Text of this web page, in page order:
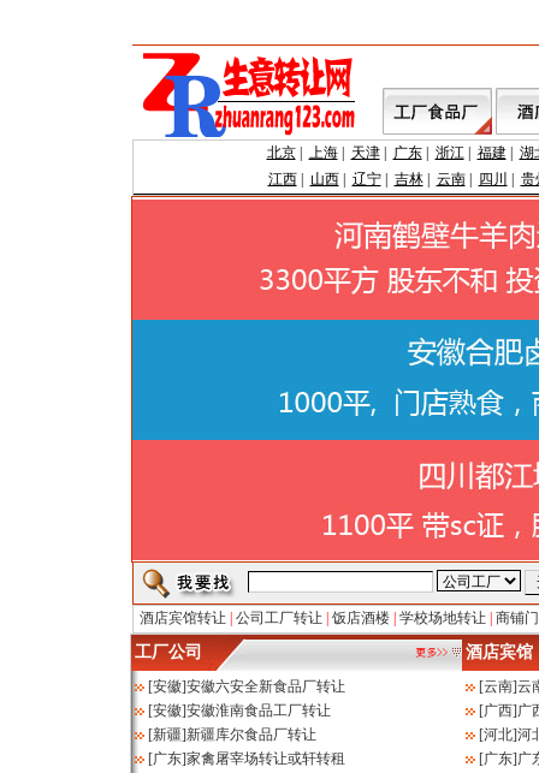
北京| 上海| 天津| 广东| 浙江| 福建| 湖
江西| 山西| 辽宁| 吉林| 云南| 四川 贵
酒店宾馆转让 公司工厂转让 饭店酒楼 学校场地转让 商铺
工厂公司 酒店宾馆
[安徽]安徽六安全新食品厂转让
[安徽]安徽淮南食品工厂转让
[新疆]新疆库尔食品厂转让
[广东]家禽屠宰场转让或轩转租
[云南]云
[广西]广
[河北]河
[广东]广